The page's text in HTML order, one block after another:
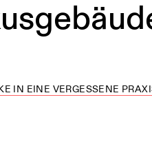
IN EINE VERGESSENE